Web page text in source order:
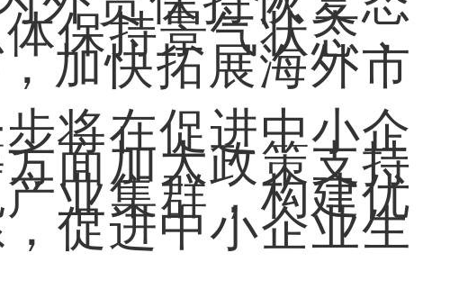
保持景气状态，
加快拓展海外市
将在促进中小企
面加大政策支持
业集群，构建优
促进中小企业生